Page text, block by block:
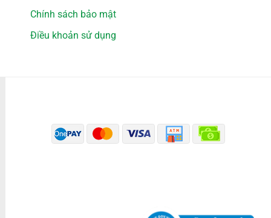
Chính sách bảo mật
Điều khoản sử dụng